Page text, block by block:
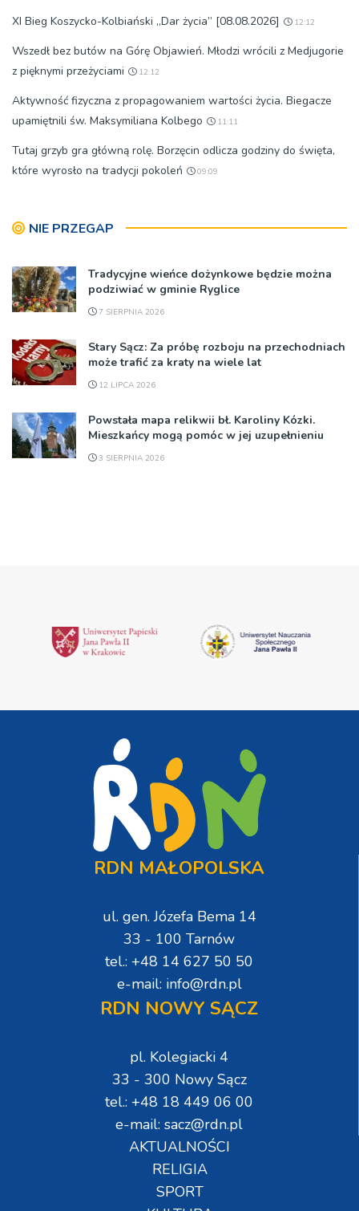
XI Bieg Koszycko-Kolbiański „Dar życia” [08.08.2026] 12:12
Wszedł bez butów na Górę Objawień. Młodzi wrócili z Medjugorie
z pięknymi przeżyciami
12:12
Aktywność fizyczna z propagowaniem wartości życia. Biegacze
upamiętnili św. Maksymiliana Kolbego
11:11
Tutaj grzyb gra główną rolę. Borzęcin odlicza godziny do święta,
które wyrosło na tradycji pokoleń
09:09
NIE PRZEGAP
Tradycyjne wieńce dożynkowe będzie można
podziwiać w gminie Ryglice
7 SIERPNIA 2026
Stary Sącz: Za próbę rozboju na przechodniach
może trafić za kraty na wiele lat
12 LIPCA 2026
Powstała mapa relikwii bł. Karoliny Kózki.
Mieszkańcy mogą pomóc w jej uzupełnieniu
3 SIERPNIA 2026
RDN MAŁOPOLSKA
ul. gen. Józefa Bema 14
33 - 100 Tarnów
tel.: +48 14 627 50 50
e-mail: info@rdn.pl
RDN NOWY SĄCZ
pl. Kolegiacki 4
33 - 300 Nowy Sącz
tel.: +48 18 449 06 00
e-mail: sacz@rdn.pl
AKTUALNOŚCI
RELIGIA
SPORT